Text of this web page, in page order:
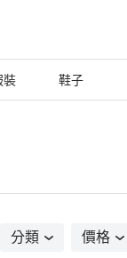
裝 鞋子
分類 價格